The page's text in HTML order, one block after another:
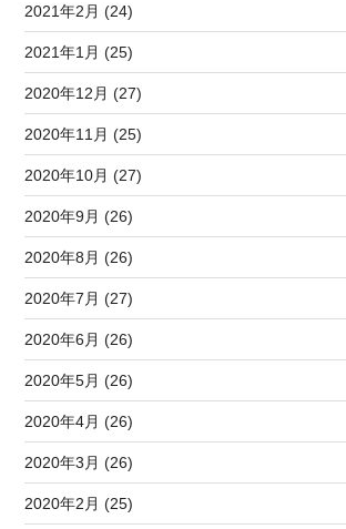
2021年2月 (24)
2021年1月 (25)
2020年12月 (27)
2020年11月 (25)
2020年10月 (27)
2020年9月 (26)
2020年8月 (26)
2020年7月 (27)
2020年6月 (26)
2020年5月 (26)
2020年4月 (26)
2020年3月 (26)
2020年2月 (25)